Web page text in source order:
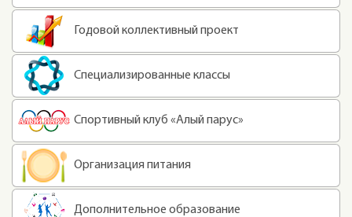
Годовой коллективный проект
Специализированные классы
Спортивный клуб «Алый парус»
Организация питания
Дополнительное образование